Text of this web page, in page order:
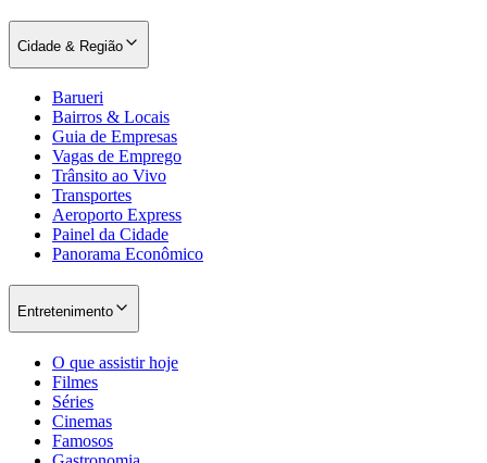
São Paulo
Cidade & Região
Barueri
Bairros & Locais
Guia de Empresas
Vagas de Emprego
Trânsito ao Vivo
Transportes
Aeroporto Express
Painel da Cidade
Panorama Econômico
Entretenimento
O que assistir hoje
Filmes
Séries
Cinemas
Famosos